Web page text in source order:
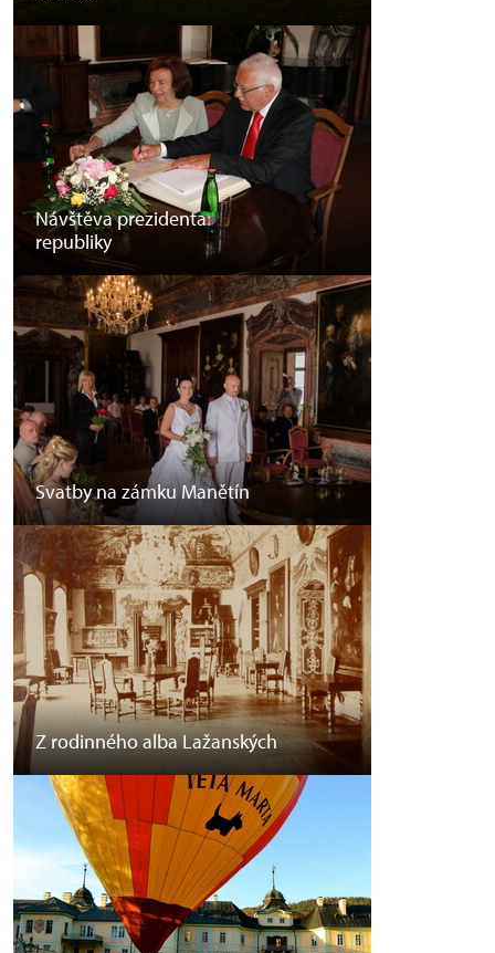
Návštěva prezidenta
republiky
Svatby na zámku Manětín
Z rodinného alba Lažanských